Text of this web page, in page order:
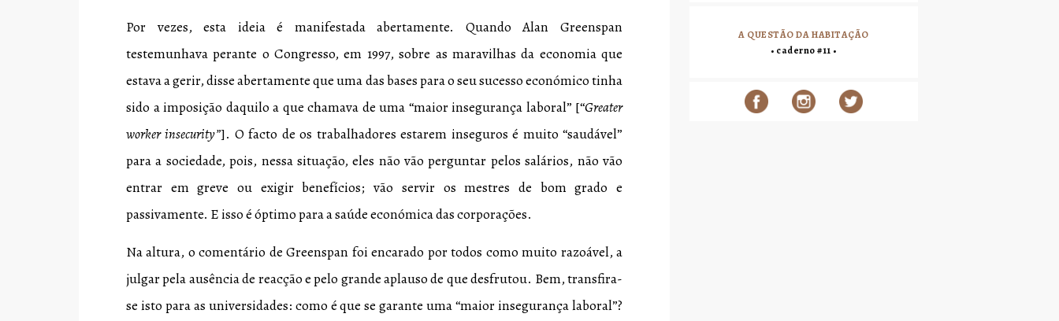
Por vezes, esta ideia é manifestada abertamente. Quando Alan Greenspan
testemunhava perante o Congresso, em 1997, sobre as maravilhas da economia que
estava a gerir, disse abertamente que uma das bases para o seu sucesso económico tinha
sido a imposição daquilo a que chamava de uma “maior insegurança laboral” [“Greater
worker insecurity”]. O facto de os trabalhadores estarem inseguros é muito “saudável”
para a sociedade, pois, nessa situação, eles não vão perguntar pelos salários, não vão
entrar em greve ou exigir benefícios; vão servir os mestres de bom grado e
passivamente. E isso é óptimo para a saúde económica das corporações.
Na altura, o comentário de Greenspan foi encarado por todos como muito razoável, a
julgar pela ausência de reacção e pelo grande aplauso de que desfrutou. Bem, transfira-
se isto para as universidades: como é que se garante uma “maior insegurança laboral”?
A QUESTÃO DA HABITAÇÃO
• caderno #11 •